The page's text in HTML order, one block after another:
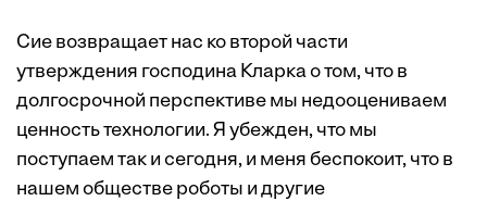
Сие возвращает нас ко второй части
утверждения господина Кларка о том, что в
долгосрочной перспективе мы недооцениваем
ценность технологии. Я убежден, что мы
поступаем так и сегодня, и меня беспокоит, что в
нашем обществе роботы и другие